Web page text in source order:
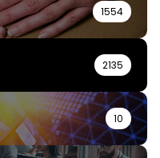
1554
2135
10